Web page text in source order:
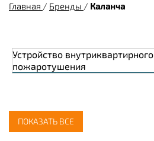
Главная / Бренды / Каланча
Устройство внутриквартирного
пожаротушения
ПОКАЗАТЬ ВСЕ